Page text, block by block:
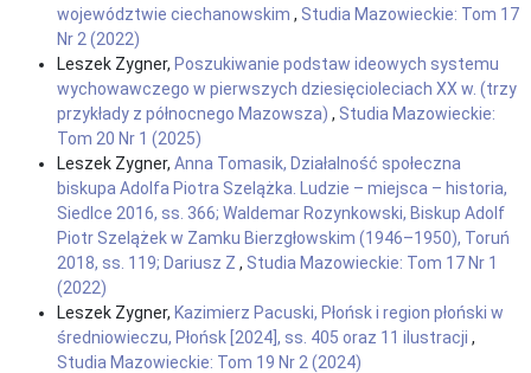
województwie ciechanowskim , Studia Mazowieckie: Tom 17
Nr 2 (2022)
Leszek Zygner, Poszukiwanie podstaw ideowych systemu
wychowawczego w pierwszych dziesięcioleciach XX w. (trzy
przykłady z północnego Mazowsza) , Studia Mazowieckie:
Tom 20 Nr 1 (2025)
Leszek Zygner, Anna Tomasik, Działalność społeczna
biskupa Adolfa Piotra Szelążka. Ludzie – miejsca – historia,
Siedlce 2016, ss. 366; Waldemar Rozynkowski, Biskup Adolf
Piotr Szelążek w Zamku Bierzgłowskim (1946–1950), Toruń
2018, ss. 119; Dariusz Z , Studia Mazowieckie: Tom 17 Nr 1
(2022)
Leszek Zygner, Kazimierz Pacuski, Płońsk i region płoński w
średniowieczu, Płońsk [2024], ss. 405 oraz 11 ilustracji ,
Studia Mazowieckie: Tom 19 Nr 2 (2024)